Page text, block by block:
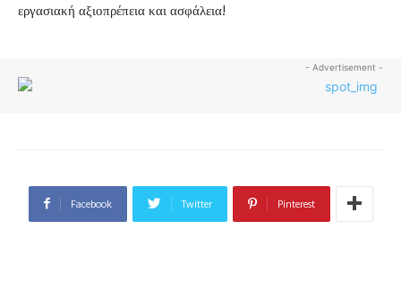
εργασιακή αξιοπρέπεια και ασφάλεια!
- Advertisement -
Facebook Twitter Pinterest